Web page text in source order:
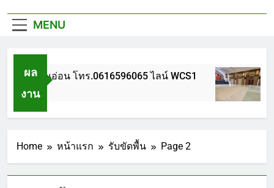
MENU
ผล
งาน
พื้นหินอ่อน โทร.0616596065 ไลน์ WCS1
ปี Ago
บท
1 ปี
Home หน้าแรก รับขัดพื้น Page 2